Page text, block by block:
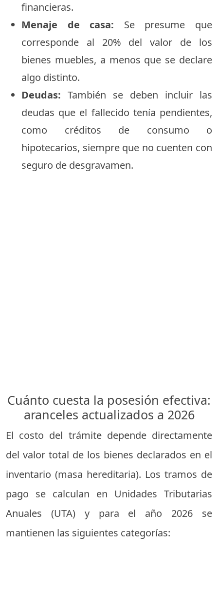
financieras.
Menaje de casa: Se presume que
corresponde al 20% del valor de los
bienes muebles, a menos que se declare
algo distinto.
Deudas: También se deben incluir las
deudas que el fallecido tenía pendientes,
como créditos de consumo o
hipotecarios, siempre que no cuenten con
seguro de desgravamen.
Cuánto cuesta la posesión efectiva:
aranceles actualizados a 2026
El costo del trámite depende directamente
del valor total de los bienes declarados en el
inventario (masa hereditaria). Los tramos de
pago se calculan en Unidades Tributarias
Anuales (UTA) y para el año 2026 se
mantienen las siguientes categorías: